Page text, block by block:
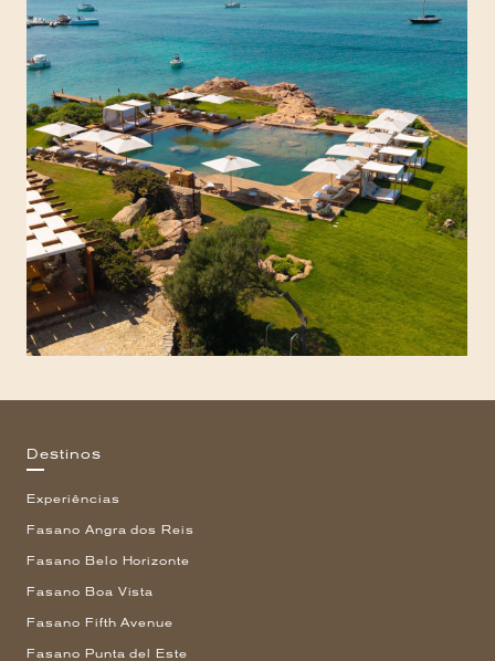
Destinos
Experiências
Fasano Angra dos Reis
Fasano Belo Horizonte
Fasano Boa Vista
Fasano Fifth Avenue
Fasano Punta del Este